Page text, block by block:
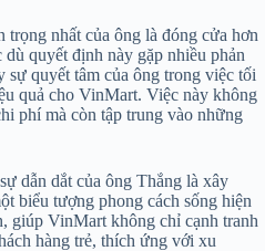
nhất của ông là đóng cửa hơn
quyết định này gặp nhiều phản
quyết tâm của ông trong việc tối
quả cho VinMart. Việc này không
phí mà còn tập trung vào những
dẫn dắt của ông Thắng là xây
biểu tượng phong cách sống hiện
giúp VinMart không chỉ cạnh tranh
hàng trẻ, thích ứng với xu